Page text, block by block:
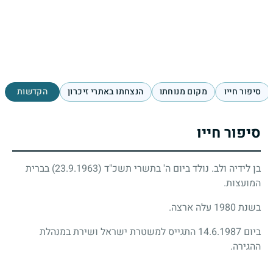
סיפור חייו מקום מנוחתו הנצחתו באתרי זיכרון הקדשות
סיפור חייו
בן לידיה ולב. נולד ביום ה' בתשרי תשכ"ד (23.9.1963)
בברית
המועצות.
בשנת 1980 עלה ארצה.
ביום 14.6.1987 התגייס למשטרת ישראל ושירת במנהלת
ההגירה.